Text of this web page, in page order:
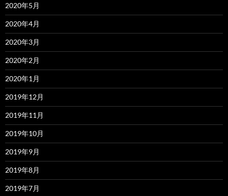
2020年5月
2020年4月
2020年3月
2020年2月
2020年1月
2019年12月
2019年11月
2019年10月
2019年9月
2019年8月
2019年7月